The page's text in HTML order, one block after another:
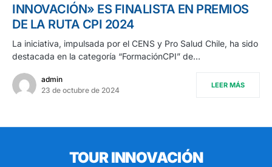
INNOVACIÓN» ES FINALISTA EN PREMIOS
DE LA RUTA CPI 2024
La iniciativa, impulsada por el CENS y Pro Salud Chile, ha sido
destacada en la categoría “FormaciónCPI” de…
admin
23 de octubre de 2024
LEER MÁS
TOUR INNOVACIÓN